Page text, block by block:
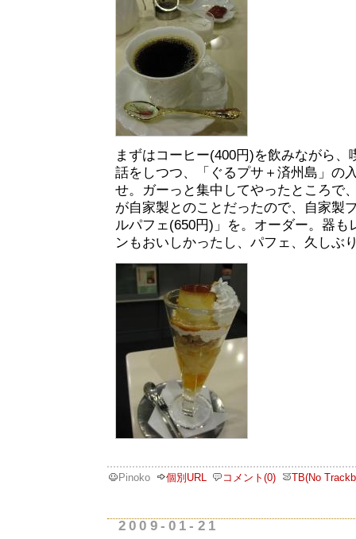
まずはコーヒー(400円)を飲みながら、
話をしつつ、「ぐるプサ＋済州島」の
せ。ガーっと集中してやったところで
が自家製とのことだったので、自家製
ルパフェ(650円)」を。オーダー。器も
ンもおいしかったし、パフェ、久しぶ
Pinoko 個別URL コメント(0) TB(No
2009-01-21